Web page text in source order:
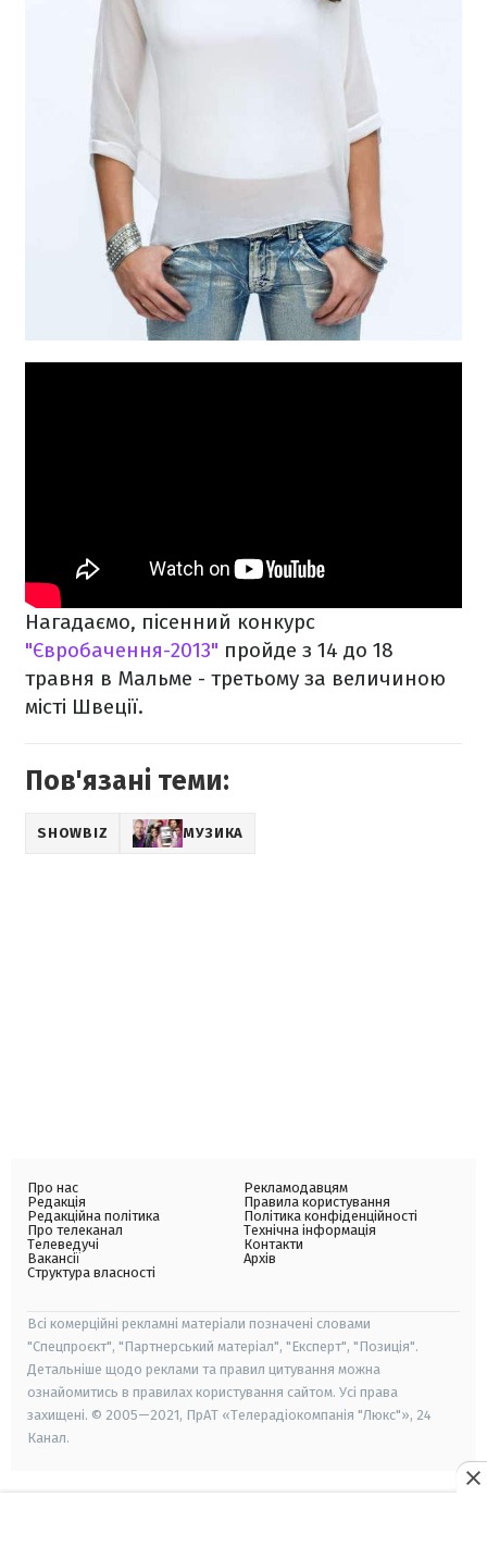
Нагадаємо, пісенний конкурс
"Євробачення-2013" пройде з 14 до 18
травня в Мальме - третьому за величиною
місті Швеції.
Пов'язані теми:
SHOWBIZ МУЗИКА
Про нас
Редакція
Редакційна політика
Про телеканал
Телеведучі
Вакансії
Структура власності
Рекламодавцям
Правила користування
Політика конфіденційності
Технічна інформація
Контакти
Архів
Всі комерційні рекламні матеріали позначені словами
"Спецпроєкт", "Партнерський матеріал", "Експерт", "Позиція".
Детальніше щодо реклами та правил цитування можна
ознайомитись в правилах користування сайтом. Усі права
захищені. © 2005—2021, ПрАТ «Телерадіокомпанія "Люкс"», 24
Канал.